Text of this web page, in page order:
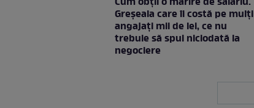
Greșeala care îi costă pe mulți
angajați mii de lei, ce nu
trebuie să spui niciodată la
negociere